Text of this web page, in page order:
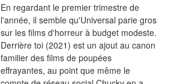
En regardant le premier trimestre de
l'année, il semble qu'Universal parie gros
sur les films d'horreur à budget modeste.
Derrière toi (2021) est un ajout au canon
familier des films de poupées
effrayantes, au point que même le